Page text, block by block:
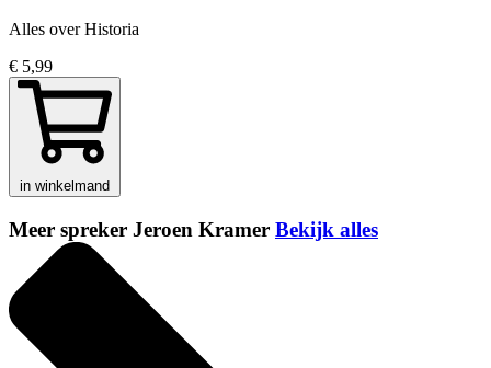
Alles over Historia
€ 5,99
in winkelmand
Meer spreker Jeroen Kramer Bekijk alles